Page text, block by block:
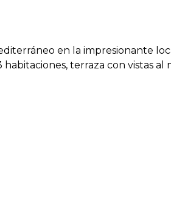
en la impresionante
terraza con vistas al